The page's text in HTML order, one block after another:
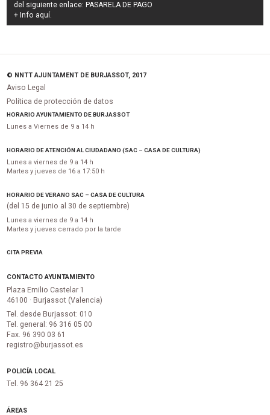
del siguiente enlace: PASARELA DE PAGO
+ Info aquí.
© NNTT AJUNTAMENT DE BURJASSOT, 2017
Aviso Legal
Política de protección de datos
HORARIO AYUNTAMIENTO DE BURJASSOT
Lunes a Viernes de 9 a 14 h
HORARIO DE ATENCIÓN AL CIUDADANO (SAC – CASA DE CULTURA)
Lunes a viernes de 9 a 14 h
Martes y jueves de 16 a 17:50 h
HORARIO DE VERANO SAC – CASA DE CULTURA
(del 15 de junio al 30 de septiembre)
Lunes a viernes de 9 a 14 h
Martes y jueves cerrado por la tarde
CITA PREVIA
CONTACTO AYUNTAMIENTO
Plaza Emilio Castelar 1
46100 · Burjassot (Valencia)
Tel. desde Burjassot: 010
Tel. general: 96 316 05 00
Fax. 96 390 03 61
registro@burjassot.es
POLICÍA LOCAL
Tel. 96 364 21 25
ÁREAS